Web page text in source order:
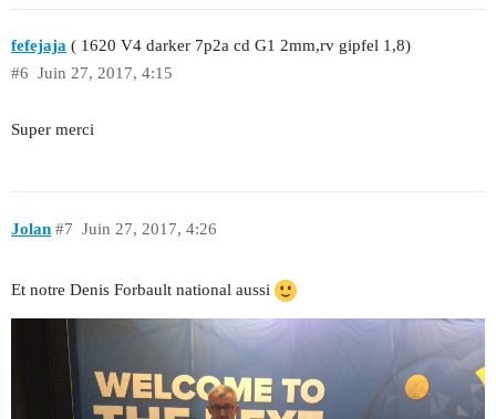
fefejaja ( 1620 V4 darker 7p2a cd G1 2mm,rv gipfel 1,8)
Juin 27, 2017, 4:15
#6
Super merci
Jolan Juin 27, 2017, 4:26
#7
Et notre Denis Forbault national aussi